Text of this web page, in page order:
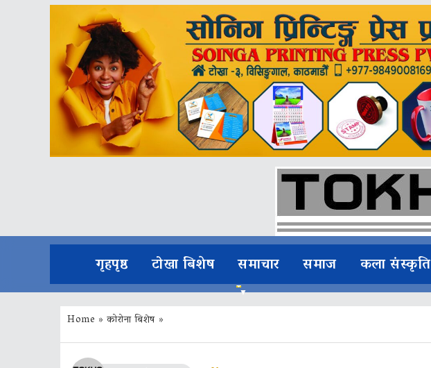
गृहपृष्ठ टोखा बिशेष समाचार समाज कला संस्कृति
Home »कोरोना बिशेष»